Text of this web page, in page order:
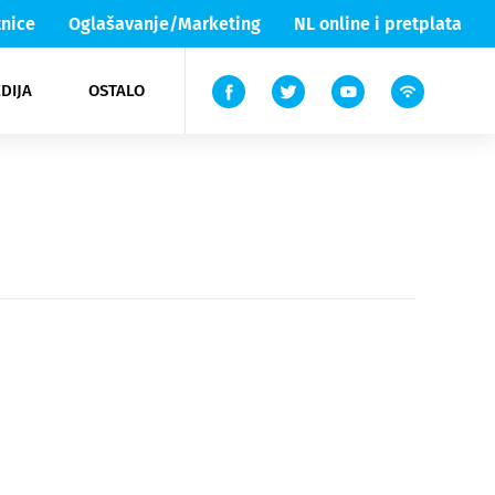
Oglašavanje/Marketing NL online i pretplata
OSTALO
Lika & Senj
TV